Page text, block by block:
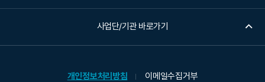
사업단/기관 바로가기
개인정보처리방침 이메일수집거부